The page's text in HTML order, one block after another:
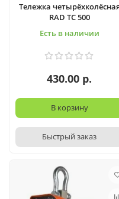
Тележка
RAD ТС 500
Есть в наличии
430.00 р.
В корзину
Быстрый заказ